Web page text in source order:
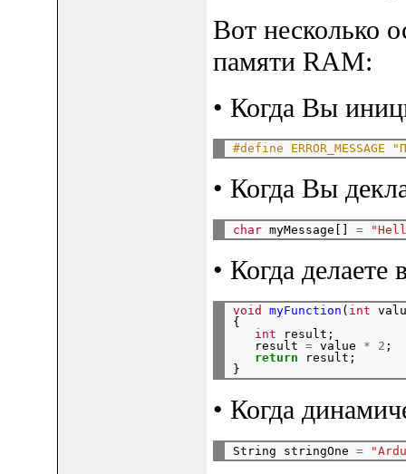
Вот несколько
памяти RAM:
• Когда Вы
#define ERROR_MESSAGE
• Когда Вы
char myMessage[] =
• Когда
void myFunction ( int
{
int result;
   result
= value * 2 ;
return result;
• Когда
String stringOne =